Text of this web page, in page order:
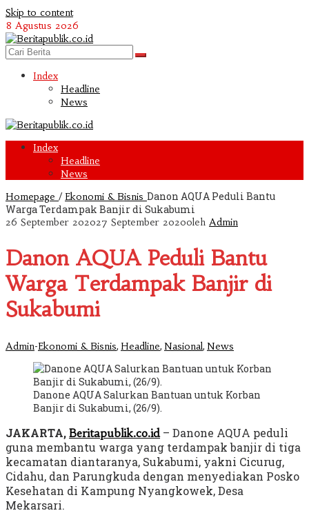
Skip to content
8 Agustus 2026
Index
Headline
News
Index
Headline
News
Homepage /Ekonomi & Bisnis Danon AQUA Peduli Bantu
Warga Terdampak Banjir di Sukabumi
26 September 202027 September 2020oleh Admin
Danon AQUA Peduli Bantu
Warga Terdampak Banjir di
Sukabumi
Admin-Ekonomi & Bisnis, Headline, Nasional, News
Danone AQUA Salurkan Bantuan untuk Korban
Banjir di Sukabumi, (26/9).
JAKARTA, Beritapublik.co.id– Danone AQUA peduli
guna membantu warga yang terdampak banjir di tiga
kecamatan diantaranya, Sukabumi, yakni Cicurug,
Cidahu, dan Parungkuda dengan menyediakan Posko
Kesehatan di Kampung Nyangkowek, Desa
Mekarsari.